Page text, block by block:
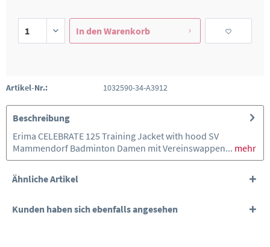
In den Warenkorb
Artikel-Nr.: 1032590-34-A3912
Beschreibung
Erima CELEBRATE 125 Training Jacket with hood SV
Mammendorf Badminton Damen mit Vereinswappen... mehr
Ähnliche Artikel
Kunden haben sich ebenfalls angesehen